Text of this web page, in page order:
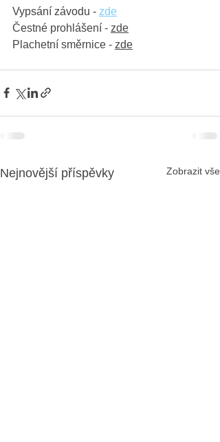
Vypsání závodu - zde
Čestné prohlášení - zde
Plachetní směrnice - zde
Nejnovější příspěvky Zobrazit vše